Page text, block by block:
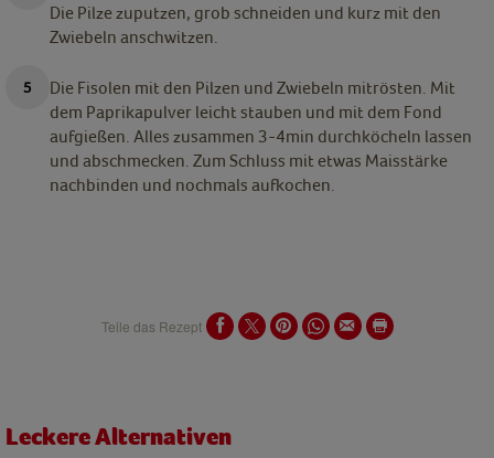
Die Pilze zuputzen, grob schneiden und kurz mit den
Zwiebeln anschwitzen.
Die Fisolen mit den Pilzen und Zwiebeln mitrösten. Mit
dem Paprikapulver leicht stauben und mit dem Fond
aufgießen. Alles zusammen 3-4min durchköcheln lassen
und abschmecken. Zum Schluss mit etwas Maisstärke
nachbinden und nochmals aufkochen.
Teile das Rezept
Leckere Alternativen